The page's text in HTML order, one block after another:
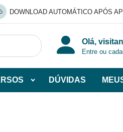
DOWNLOAD AUTOMÁTICO APÓS
Olá,
Entre ou
DÚVIDAS